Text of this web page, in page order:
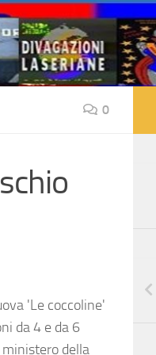
0
'Le coccoline'
da 4 e da 6
della